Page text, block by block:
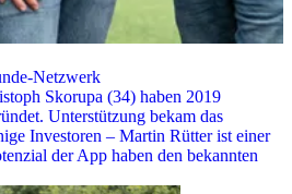
Netzwerk
Skorupa (34) haben 2019
Unterstützung bekam das
Investoren – Martin Rütter ist einer
der App haben den bekannten